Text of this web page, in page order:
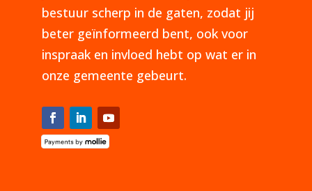
bestuur scherp in de gaten, zodat jij
beter geïnformeerd bent, ook voor
inspraak en invloed hebt op wat er in
onze gemeente gebeurt.